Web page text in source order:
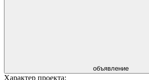
объявление
Характер проекта: